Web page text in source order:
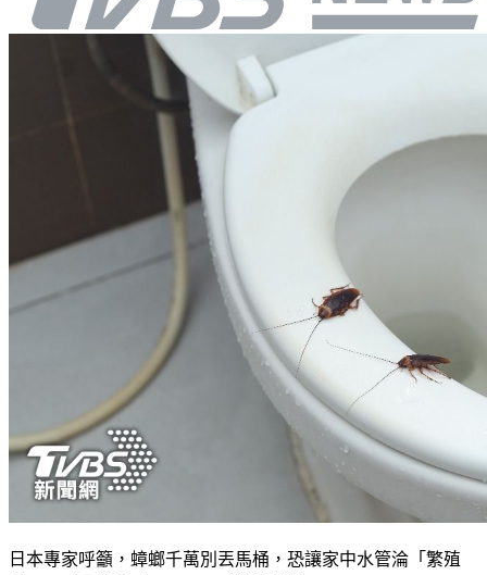
日本專家呼籲，蟑螂千萬別丟馬桶，恐讓家中水管淪「繁殖